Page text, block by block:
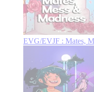
EVG/EVJF : Mates,